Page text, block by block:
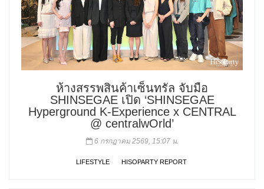
ห้างสรรพสินค้าเซ็นทรัล จับมือ
SHINSEGAE เปิด ‘SHINSEGAE
Hyperground K-Experience x CENTRAL
@ centralwOrld’
6 กรกฎาคม 2569, 15:07 น.
LIFESTYLE HISOPARTY REPORT